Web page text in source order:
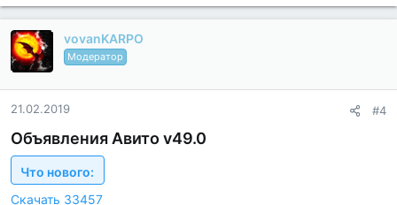
а
г
о
д
а
р
н
с
и
:
vovanKARPO
Модератор
21.02.2019 #4
Объявления Авито v49.0
Что нового:
Скачать 33457